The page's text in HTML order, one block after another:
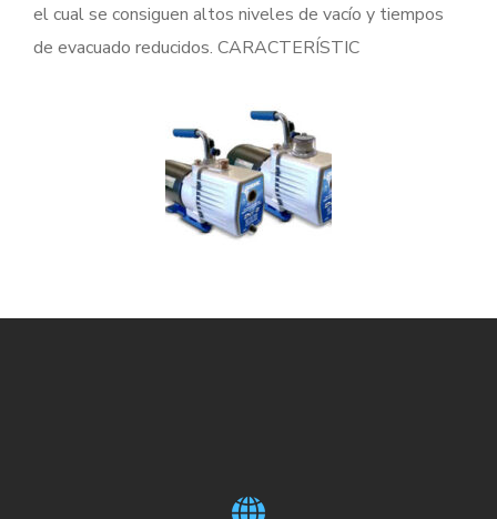
el cual se consiguen altos niveles de vacío y tiempos
de evacuado reducidos. CARACTERÍSTIC